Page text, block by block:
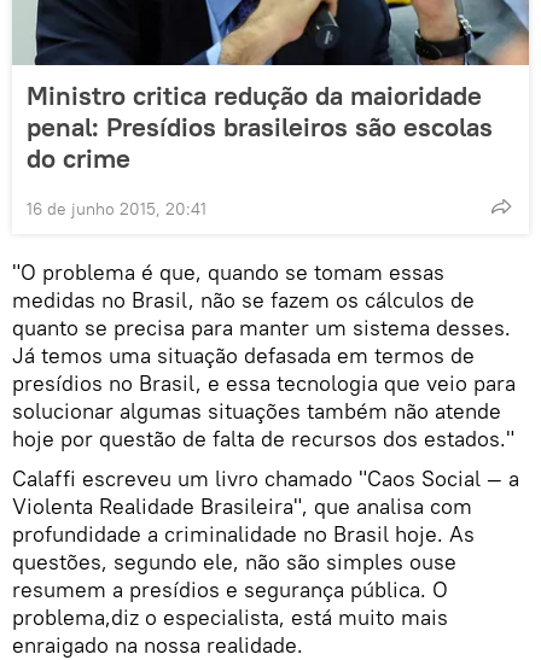
Ministro critica redução da maioridade
penal: Presídios brasileiros são escolas
do crime
16 de junho 2015, 20:41
"O problema é que, quando se tomam essas
medidas no Brasil, não se fazem os cálculos de
quanto se precisa para manter um sistema desses.
Já temos uma situação defasada em termos de
presídios no Brasil, e essa tecnologia que veio para
solucionar algumas situações também não atende
hoje por questão de falta de recursos dos estados."
Calaffi escreveu um livro chamado "Caos Social — a
Violenta Realidade Brasileira", que analisa com
profundidade a criminalidade no Brasil hoje. As
questões, segundo ele, não são simples ouse
resumem a presídios e segurança pública. O
problema,diz o especialista, está muito mais
enraigado na nossa realidade.